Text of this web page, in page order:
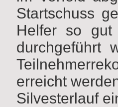
Startschuss
Helfer so gut
durchgeführt
erreicht
Silvesterlauf